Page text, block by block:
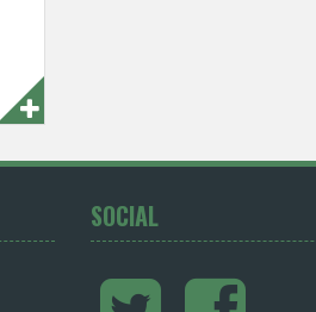
SOCIAL
Twitter Facebook